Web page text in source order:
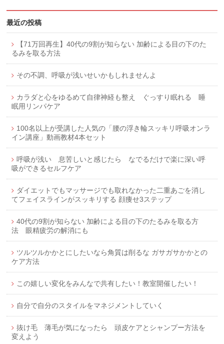
最近の投稿
【71万回再生】40代の9割が知らない 加齢による目の下のた
るみを取る方法
その不調、呼吸が浅いせいかもしれませんよ
カラダと心をゆるめて自律神経も整え ぐっすり眠れる 睡
眠用リンパケア
100名以上が受講した人気の「腰の浮き輪スッキリ呼吸オンラ
イン講座」動画教材4本セット
呼吸が浅い 息苦しいと感じたら なでるだけで楽に深い呼
吸ができるセルフケア
ダイエットでもマッサージでも取れなかった二重あごを消し
てフェイスラインがスッキリする 顔痩せ3ステップ
40代の9割が知らない 加齢による目の下のたるみを取る方
法 眼精疲労の解消にも
ツルツルかかとにしたいなら角質は削るな ガサガサかかとの
ケア方法
この嬉しい変化をみんなで共有したい！教室開催したい！
自分で自分のスタイルをマネジメントしていく
抜け毛 薄毛が気になったら 頭皮ケアとシャンプー方法を
変えよう